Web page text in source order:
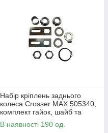
Набір кріплень заднього
колеса Crosser MAX 505340,
комплект гайок, шайб та
натягувачів для
електровелосипеда
В наявності 190 од.